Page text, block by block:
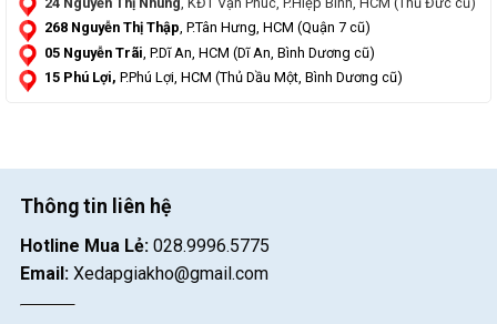
268 Nguyễn Thị Thập, P.Tân Hưng, HCM (Quận 7 cũ)
05 Nguyễn Trãi , P.Dĩ An, HCM (Dĩ An, Bình Dương cũ)
15 Phú Lợi, P.Phú Lợi, HCM (Thủ Dầu Một, Bình Dương cũ)
Thông tin liên hệ
Hotline Mua Lẻ: 028.9996.5775
Email: Xedapgiakho@gmail.com